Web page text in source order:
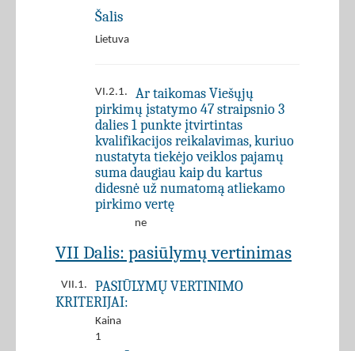
Šalis
Lietuva
VI.2.1.
Ar taikomas Viešųjų
pirkimų įstatymo 47 straipsnio 3
dalies 1 punkte įtvirtintas
kvalifikacijos reikalavimas, kuriuo
nustatyta tiekėjo veiklos pajamų
suma daugiau kaip du kartus
didesnė už numatomą atliekamo
pirkimo vertę
ne
VII Dalis: pasiūlymų vertinimas
VII.1.
PASIŪLYMŲ VERTINIMO
KRITERIJAI:
Kaina
1